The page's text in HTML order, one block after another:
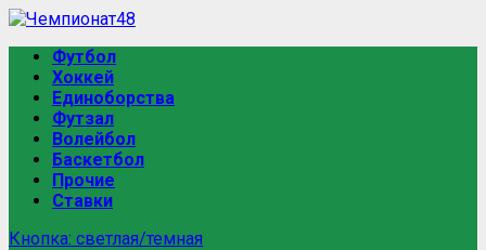
Футбол
Хоккей
Единоборства
Футзал
Волейбол
Баскетбол
Прочие
Ставки
Кнопка: светлая/темная